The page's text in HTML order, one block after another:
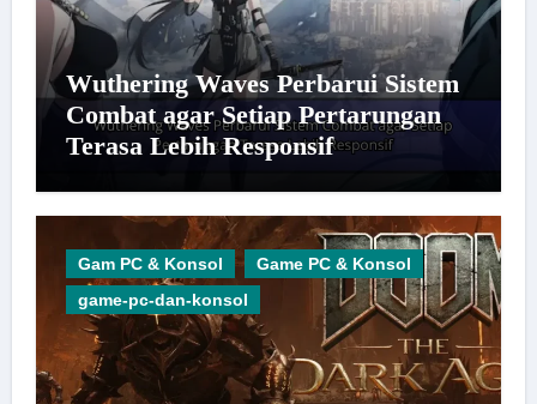
Wuthering Waves Perbarui Sistem
Combat agar Setiap Pertarungan
Terasa Lebih Responsif
Gam PC & Konsol
Game PC & Konsol
game-pc-dan-konsol